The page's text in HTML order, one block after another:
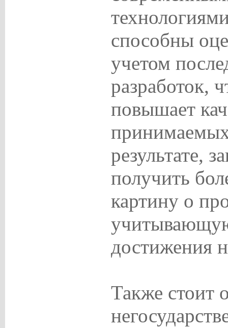
способны
учетом
разработок,
повышает
результате,
получить
картину о
достижения
Также стоит